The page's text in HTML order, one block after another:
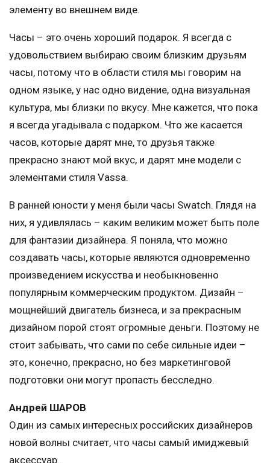
элементу во внешнем виде.
Часы – это очень хороший подарок. Я всегда с
удовольствием выбираю своим близким друзьям
часы, потому что в области стиля мы говорим на
одном языке, у нас одно видение, одна визуальная
культура, мы близки по вкусу. Мне кажется, что пока
я всегда угадывала с подарком. Что же касается
часов, которые дарят мне, то друзья также
прекрасно знают мой вкус, и дарят мне модели с
элементами стиля Vassa.
В ранней юности у меня были часы Swatch. Глядя на
них, я удивлялась – каким великим может быть поле
для фантазии дизайнера. Я поняла, что можно
создавать часы, которые являются одновременно
произведением искусства и необыкновенно
популярным коммерческим продуктом. Дизайн –
мощнейший двигатель бизнеса, и за прекрасным
дизайном порой стоят огромные деньги. Поэтому не
стоит забывать, что сами по себе сильные идеи –
это, конечно, прекрасно, но без маркетинговой
подготовки они могут пропасть бесследно.
Андрей ШАРОВ
Один из самых интересных российских дизайнеров
новой волны считает, что часы самый имиджевый
аксессуар.